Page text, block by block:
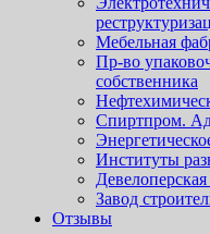
Мебельная
Пр-во
собственника
Спиртпром.
Институты
Завод
Отзывы